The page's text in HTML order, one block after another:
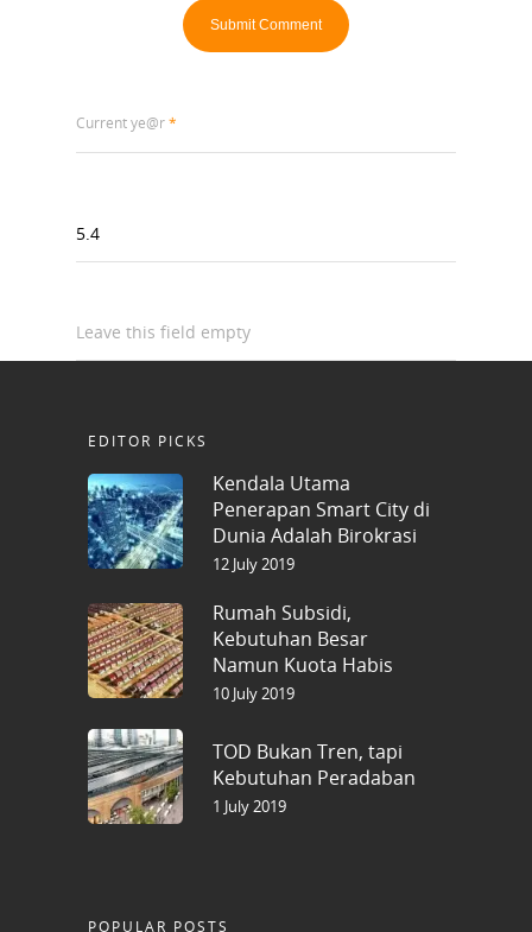
Current ye@r*
Leave this field empty
EDITOR PICKS
Kendala Utama
Penerapan Smart City di
Dunia Adalah Birokrasi
12 July 2019
Rumah Subsidi,
Kebutuhan Besar
Namun Kuota Habis
10 July 2019
TOD Bukan Tren, tapi
Kebutuhan Peradaban
1 July 2019
POPULAR POSTS